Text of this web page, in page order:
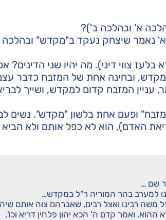
א' ובהלכה ב')?
נאמר שיצחק נעקד ב"מקדש"
צווי דיני). מה יהיו שני הדינים?
ובחינה אחת של המזבח כדבר
המזבח קדום למקדש, ושייך
ופעם אחת בלשון "מקדש". נשים לב
האדם), הוא לא כפל אותם ולא
שם …
למערב בהר המוריה ר"ל במקדש…
משה רבינו ואצל רבים, שאברהם צוה אותם
ואמר קדם ה' הכא יהון פלחין דריא וכו',